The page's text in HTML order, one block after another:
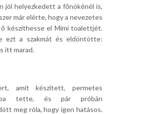
jól helyezkedett a főnökénél is,
már elérte, hogy a nevezetes
ő készíthesse el Mimi toalettjét.
ezt a szakmát és eldöntötte:
itt marad.
amit készített, permetes
tette, és pár próbán
meg róla, hogy igen hatásos.